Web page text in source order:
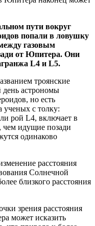
пути вокруг
попали в ловушку
газовым
от Юпитера. Они
L4 и L5.
троянские
день астрономы
но есть
ученых с толку:
рой L4, включает в
чем идущие позади
одинаково
расстояния
Солнечной
близкого расстояния
зрения расстояния
может исказить